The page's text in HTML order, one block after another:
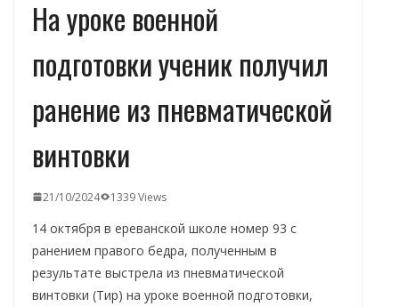
На уроке военной
подготовки ученик получил
ранение из пневматической
винтовки
21/10/2024 1339 Views
14 октября в ереванской школе номер 93 с
ранением правого бедра, полученным в
результате выстрела из пневматической
винтовки (Тир) на уроке военной подготовки,